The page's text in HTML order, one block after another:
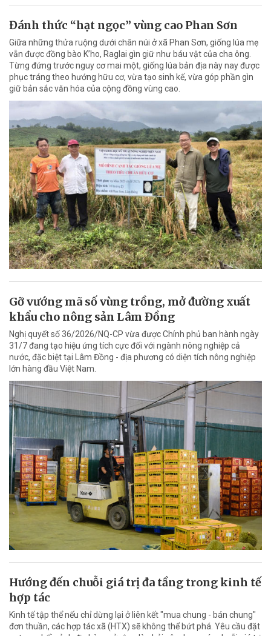
Đánh thức “hạt ngọc” vùng cao Phan Sơn
Giữa những thửa ruộng dưới chân núi ở xã Phan Sơn, giống lúa mẹ
vẫn được đồng bào K’ho, Raglai gìn giữ như báu vật của cha ông.
Từng đứng trước nguy cơ mai một, giống lúa bản địa này nay được
phục tráng theo hướng hữu cơ, vừa tạo sinh kế, vừa góp phần gìn
giữ bản sắc văn hóa của cộng đồng vùng cao.
Gỡ vướng mã số vùng trồng, mở đường xuất
khẩu cho nông sản Lâm Đồng
Nghị quyết số 36/2026/NQ-CP vừa được Chính phủ ban hành ngày
31/7 đang tạo hiệu ứng tích cực đối với ngành nông nghiệp cả
nước, đặc biệt tại Lâm Đồng - địa phương có diện tích nông nghiệp
lớn hàng đầu Việt Nam.
Hướng đến chuỗi giá trị đa tầng trong kinh tế
hợp tác
Kinh tế tập thể nếu chỉ dừng lại ở liên kết "mua chung - bán chung"
đơn thuần, các hợp tác xã (HTX) sẽ không thể bứt phá. Yêu cầu đặt